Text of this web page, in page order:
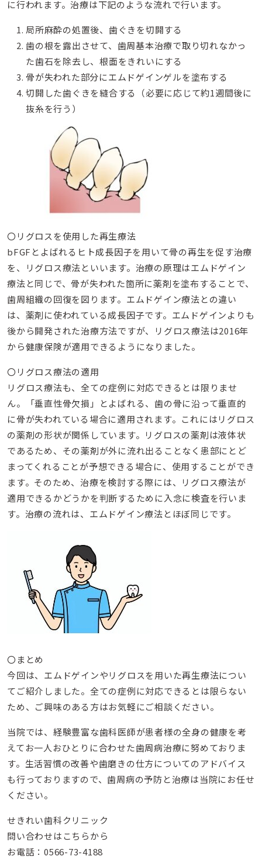
に行われます。治療は下記のような流れで行います。
局所麻酔の処置後、歯ぐきを切開する
歯の根を露出させて、歯周基本治療で取り切れなかっ
た歯石を除去し、根面をきれいにする
骨が失われた部分にエムドゲインゲルを塗布する
切開した歯ぐきを縫合する（必要に応じて約1週間後に
抜糸を行う）
〇リグロスを使用した再生療法
bFGFとよばれるヒト成長因子を用いて骨の再生を促す治療
を、リグロス療法といいます。治療の原理はエムドゲイン
療法と同じで、骨が失われた箇所に薬剤を塗布することで、
歯周組織の回復を図ります。エムドゲイン療法との違い
は、薬剤に使われている成長因子です。エムドゲインよりも
後から開発された治療方法ですが、リグロス療法は2016年
から健康保険が適用できるようになりました。
〇リグロス療法の適用
リグロス療法も、全ての症例に対応できるとは限りませ
ん。「垂直性骨欠損」とよばれる、歯の骨に沿って垂直的
に骨が失われている場合に適用されます。これにはリグロス
の薬剤の形状が関係しています。リグロスの薬剤は液体状
であるため、その薬剤が外に流れ出ることなく患部にとど
まってくれることが予想できる場合に、使用することができ
ます。そのため、治療を検討する際には、リグロス療法が
適用できるかどうかを判断するために入念に検査を行いま
す。治療の流れは、エムドゲイン療法とほぼ同じです。
〇まとめ
今回は、エムドゲインやリグロスを用いた再生療法につい
てご紹介しました。全ての症例に対応できるとは限らない
ため、ご興味のある方はお気軽にご相談ください。
当院では、経験豊富な歯科医師が患者様の全身の健康を考
えてお一人おひとりに合わせた歯周病治療に努めておりま
す。生活習慣の改善や歯磨きの仕方についてのアドバイス
も行っておりますので、歯周病の予防と治療は当院にお任せ
ください。
せきれい歯科クリニック
問い合わせはこちらから
お電話：0566-73-4188